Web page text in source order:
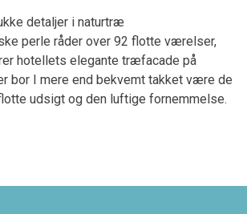
detaljer i naturtræ
perle råder over 92 flotte værelser,
hotellets elegante træfacade på
bor I mere end bekvemt takket være de
udsigt og den luftige fornemmelse.